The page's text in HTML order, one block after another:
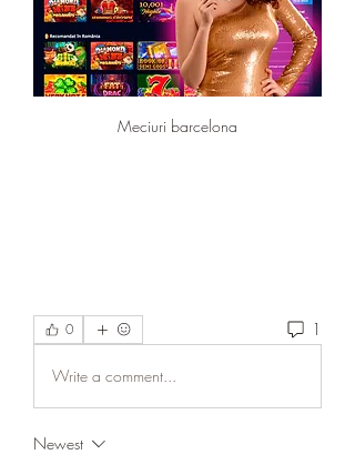
Meciuri barcelona
0 1
Write a comment...
Newest